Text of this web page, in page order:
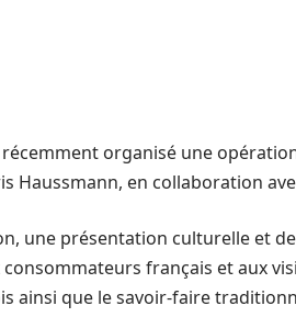
organisé une
Haussmann, en collaboration
une présentation culturelle et
consommateurs français et aux
ainsi que le savoir-faire